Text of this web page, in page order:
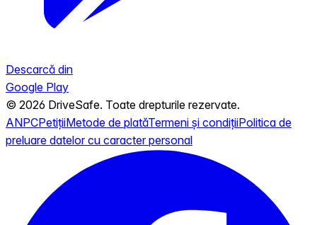
Descarcă din
Google Play
© 2026 DriveSafe. Toate drepturile rezervate.
ANPCPetițiiMetode de platăTermeni și condițiiPolitica de
preluare datelor cu caracter personal